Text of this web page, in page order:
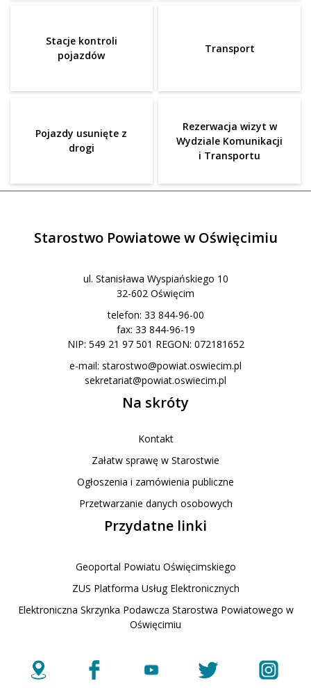
Stacje kontroli
pojazdów
Transport
Pojazdy usunięte z
drogi
Rezerwacja wizyt w
Wydziale Komunikacji
i Transportu
Starostwo Powiatowe w Oświęcimiu
ul. Stanisława Wyspiańskiego 10
32-602 Oświęcim
telefon: 33 844-96-00
fax: 33 844-96-19
NIP: 549 21 97 501 REGON: 072181652
e-mail: starostwo@powiat.oswiecim.pl
sekretariat@powiat.oswiecim.pl
Na skróty
Kontakt
Załatw sprawę w Starostwie
Ogłoszenia i zamówienia publiczne
Przetwarzanie danych osobowych
Przydatne linki
Geoportal Powiatu Oświęcimskiego
ZUS Platforma Usług Elektronicznych
Elektroniczna Skrzynka Podawcza Starostwa Powiatowego w
Oświęcimiu